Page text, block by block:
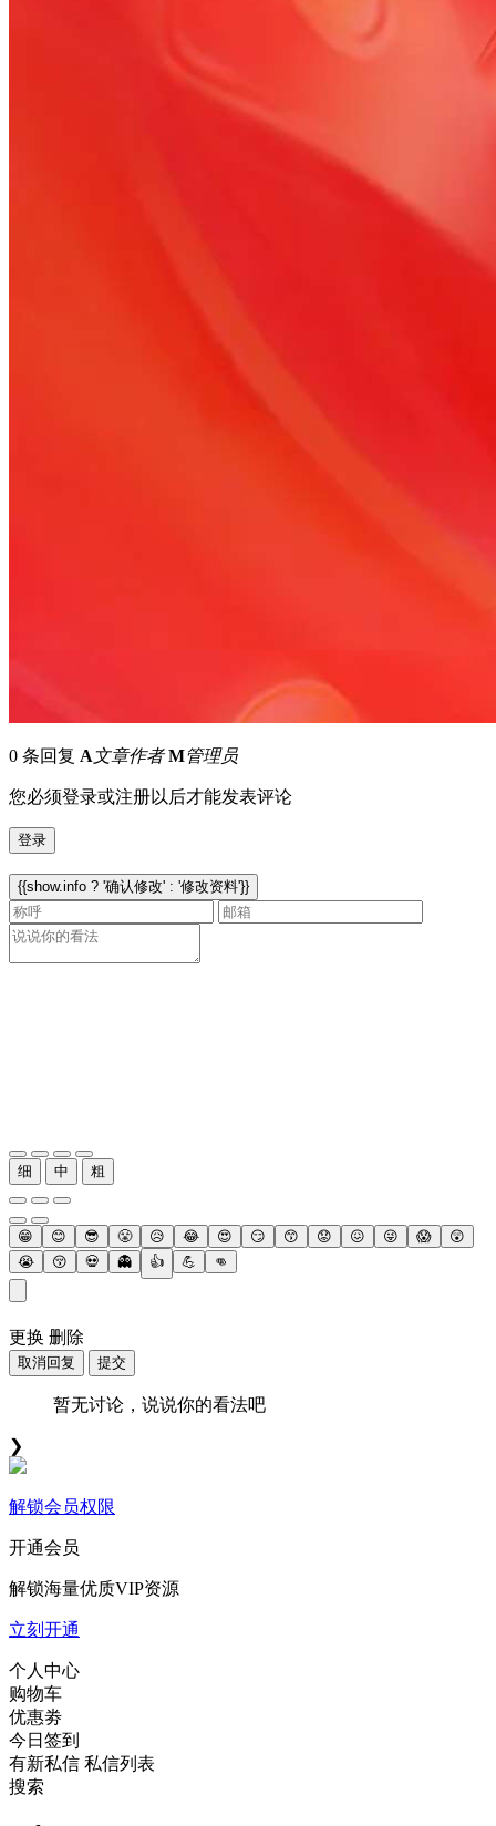
0 条回复 A文章作者 M管理员
您必须登录或注册以后才能发表评论
登录
{{show.info ? '确认修改' : '修改资料'}}
细 中 粗
😁 😊 😎 😤 😥 😂 😍 😏 😙 😟 😖 😜 😱
😲
😭
😚 💀 👻 👍 💪 👊
更换 删除
取消回复 提交
暂无讨论，说说你的看法吧
❯
解锁会员权限
开通会员
解锁海量优质VIP资源
立刻开通
个人中心
购物车
优惠劵
今日签到
有新私信 私信列表
搜索